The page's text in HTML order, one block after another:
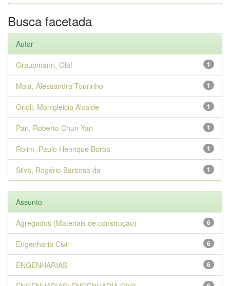
Busca facetada
Autor
1
Graupmann, Olaf
1
Maia, Alessandra Tourinho
1
Orioli, Monigleicia Alcalde
1
Pan, Roberto Chun Yan
1
Rolim, Paulo Henrique Borba
1
Silva, Rogério Barbosa da
Assunto
6
Agregados (Materiais de construção)
6
Engenharia Civil
6
ENGENHARIAS